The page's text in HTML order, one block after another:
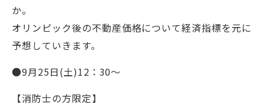
か。
オリンピック後の不動産価格について経済指標を元に
予想していきます。
●9月25日(土)12：30～
【消防士の方限定】